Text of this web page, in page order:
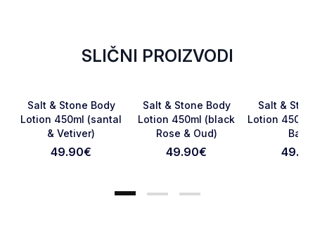
Otkaži pregled Pošaljite pregled
SLIČNI PROIZVODI
Favorite
Salt & Stone Body
Lotion 450ml (santal
& Vetiver)
49.90€
Favorite
Salt & Stone Body
Lotion 450ml (black
Rose & Oud)
49.90€
Salt &
Lotion 450ml
Basil)
49.90